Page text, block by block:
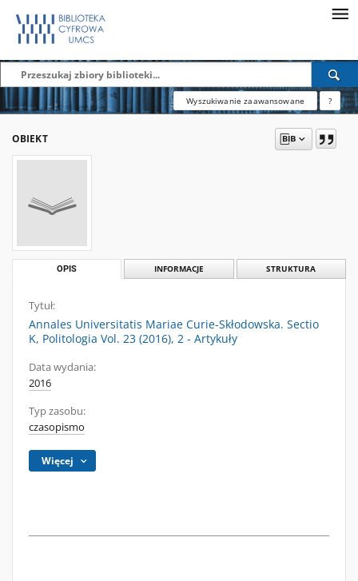
Wyszukiwanie zaawansowane ?
OBIEKT
OPIS INFORMACJE STRUKTURA
Tytuł:
Annales Universitatis Mariae Curie-Skłodowska. Sectio
K, Politologia Vol. 23 (2016), 2 - Artykuły
Data wydania:
2016
Typ zasobu:
czasopismo
Więcej